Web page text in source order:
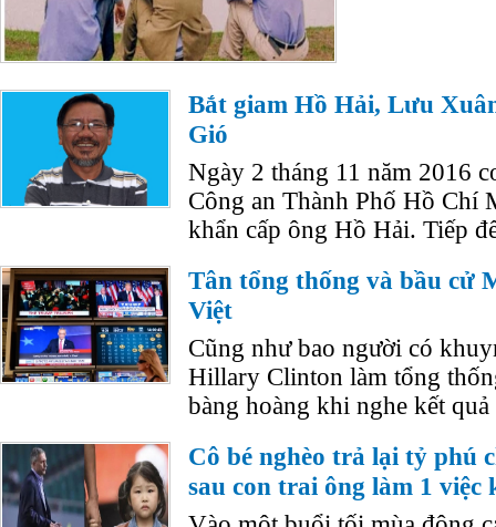
Bắt giam Hồ Hải, Lưu
Gió
Ngày 2 tháng 11 năm 2016
Công an Thành Phố Hồ Chí
khẩn cấp ông Hồ Hải. Tiếp
Tân tổng thống và bầu cử
Việt
Cũng như bao người có
Hillary Clinton làm tổng
bàng hoàng khi nghe kết
Cô bé nghèo trả lại tỷ phú
sau con trai ông làm 1 việc